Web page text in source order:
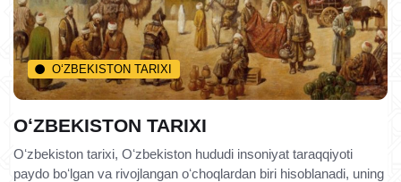
O‘ZBEKISTON TARIXI
OʻZBEKISTON TARIXI
Oʻzbekiston tarixi, Oʻzbekiston hududi insoniyat taraqqiyoti
paydo boʻlgan va rivojlangan oʻchoqlardan biri hisoblanadi, uning